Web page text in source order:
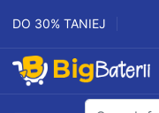
DO 30% TANIEJ